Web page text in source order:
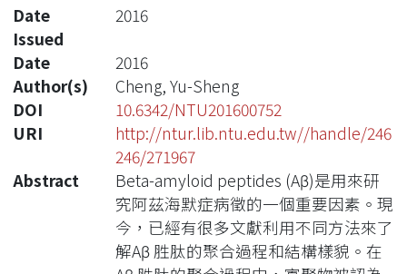
Date
Issued
2016
Date
2016
Author(s)
Cheng, Yu-Sheng
DOI
10.6342/NTU201600752
URI
http://ntur.lib.ntu.edu.tw//handle/246
246/271967
Abstract
Beta-amyloid peptides (Aβ)是用來研
究阿茲海默症病徵的一個重要因素。現
今，已經有很多文獻利用不同方法來了
解Aβ 胜肽的聚合過程和結構樣貌。在